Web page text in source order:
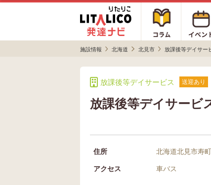
施設情報 北海道 北見市 放課後等デイサー
放課後等デイサービス 送迎あり
放課後等デイサービ
住所
北海道北見市寿
アクセス
車バス